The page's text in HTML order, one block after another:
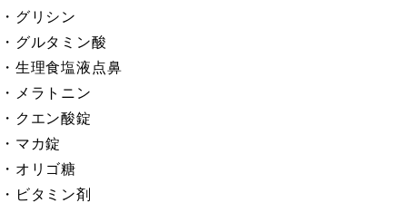
・グリシン
・グルタミン酸
・生理食塩液点鼻
・メラトニン
・クエン酸錠
・マカ錠
・オリゴ糖
・ビタミン剤